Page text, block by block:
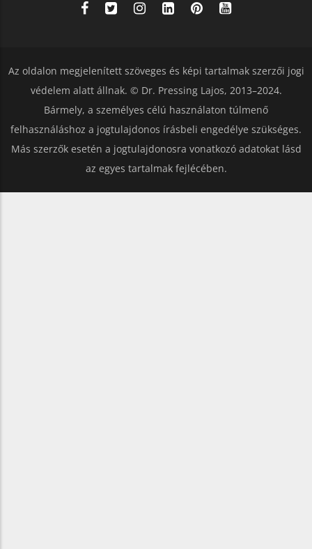
Az oldalon megjelenített szöveges és képi tartalmak szerzői jogi
védelem alatt állnak. © Dr. Pressing Lajos, 2013–2024.
Bármely, a személyes célú használaton túlmenő
felhasználáshoz a jogtulajdonos írásbeli engedélye szükséges.
Más szerzők esetén a jogtulajdonosra vonatkozó adatokat lásd
az egyes tartalmak fejlécében.